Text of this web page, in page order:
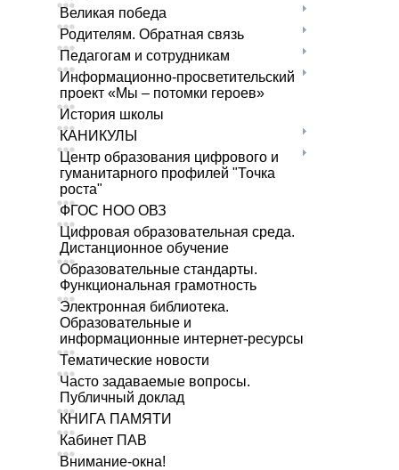
Великая победа
Родителям. Обратная связь
Педагогам и сотрудникам
Информационно-просветительский
проект «Мы – потомки героев»
История школы
КАНИКУЛЫ
Центр образования цифрового и
гуманитарного профилей "Точка
роста"
ФГОС НОО ОВЗ
Цифровая образовательная среда.
Дистанционное обучение
Образовательные стандарты.
Функциональная грамотность
Электронная библиотека.
Образовательные и
информационные интернет-ресурсы
Тематические новости
Часто задаваемые вопросы.
Публичный доклад
КНИГА ПАМЯТИ
Кабинет ПАВ
Внимание-окна!